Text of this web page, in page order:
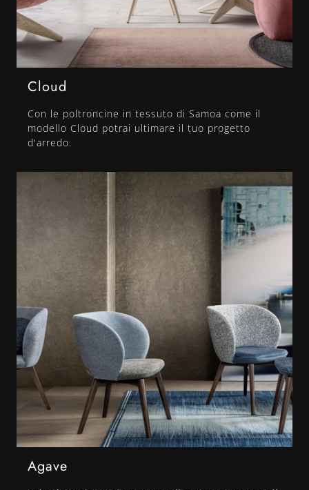
Cloud
Con le poltroncine in tessuto di Samoa come il
modello Cloud potrai ultimare il tuo progetto
d'arredo.
Agave